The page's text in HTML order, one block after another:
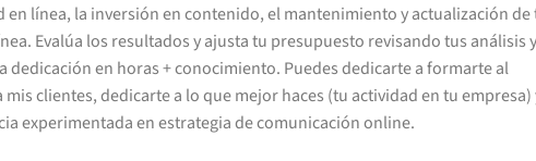
línea, la inversión en contenido, el mantenimiento y actualización de
Evalúa los resultados y ajusta tu presupuesto revisando tus análisis y
en horas + conocimiento. Puedes dedicarte a formarte al
clientes, dedicarte a lo que mejor haces (tu actividad en tu empresa)
experimentada en estrategia de comunicación online.